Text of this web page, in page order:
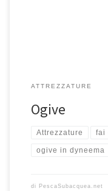
ATTREZZATURE
Ogive
Attrezzature fai
ogive in dyneema
di PescaSubacquea.net